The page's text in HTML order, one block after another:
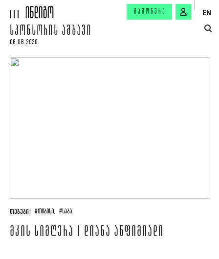
ᲒᲐᲛᲝᲬᲔᲠᲐ EN
ᲡᲞᲝᲜᲡᲝᲠᲘᲡ ᲐᲛᲑᲐᲕᲘ
06.08.2020
ᲗᲔᲒᲔᲑᲘ: #ᲗᲘᲑᲘᲡᲘ, #ᲡᲐᲑᲐ
ᲛᲙᲘᲡ ᲡᲘᲛᲦᲔᲠᲐ | ᲓᲘᲐᲜᲐ ᲐᲜᲤᲘᲛᲘᲐᲓᲘ